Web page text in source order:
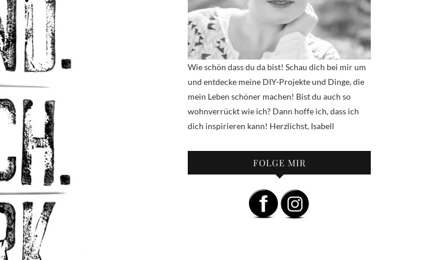
Wie schön dass du da bist! Schau dich bei mir um
und entdecke meine DIY-Projekte und Dinge, die
mein Leben schöner machen! Bist du auch so
wohnverrückt wie ich? Dann hoffe ich, dass ich
dich inspirieren kann! Herzlichst, Isabell
FOLGE MIR